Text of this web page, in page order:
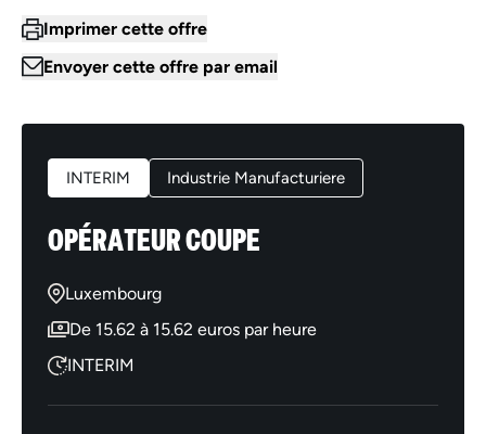
Imprimer cette offre
Envoyer cette offre par email
INTERIM Industrie Manufacturiere
OPÉRATEUR COUPE
Luxembourg
De 15.62 à 15.62 euros par heure
INTERIM